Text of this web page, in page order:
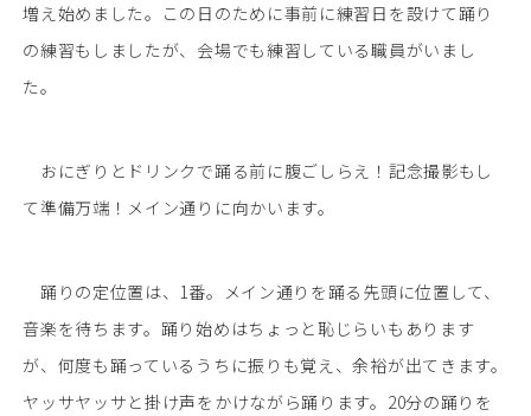
増え始めました。この日のために事前に練習日を設けて踊り
の練習もしましたが、会場でも練習している職員がいまし
た。
おにぎりとドリンクで踊る前に腹ごしらえ！記念撮影もし
て準備万端！メイン通りに向かいます。
踊りの定位置は、1番。メイン通りを踊る先頭に位置して、
音楽を待ちます。踊り始めはちょっと恥じらいもあります
が、何度も踊っているうちに振りも覚え、余裕が出てきます。
ヤッサヤッサと掛け声をかけながら踊ります。20分の踊りを